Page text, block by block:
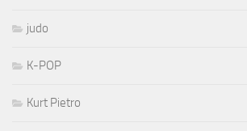
judo
K-POP
Kurt Pietro